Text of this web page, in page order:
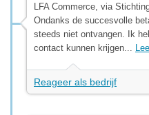
LFA Commerce, via
Ondanks de succesvolle
steeds niet ontvangen. Ik
contact kunnen krijgen...
Reageer als bedrijf